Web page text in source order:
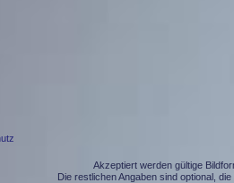
Akzeptiert werden gültige
Die restlichen Angaben sind optional,